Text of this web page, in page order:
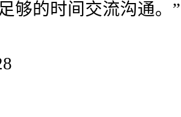
够的时间交流沟通。”